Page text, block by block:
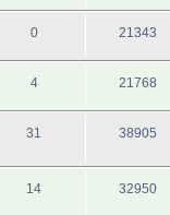
0 21343
4 21768
31 38905
14 32950